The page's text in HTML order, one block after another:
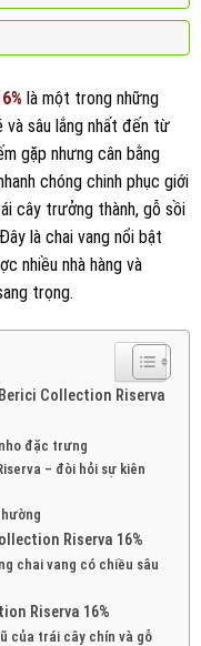
là một trong những
và sâu lắng nhất đến từ
gặp nhưng cân bằng
chóng chinh phục giới
cây trưởng thành, gỗ sồi
là chai vang nổi bật
nhiều nhà hàng và
trọng.
Collection Riserva
đặc trưng
– đòi hỏi sự kiên
Riserva 16%
chai vang có chiều sâu
Riserva 16%
của trái cây chín và gỗ